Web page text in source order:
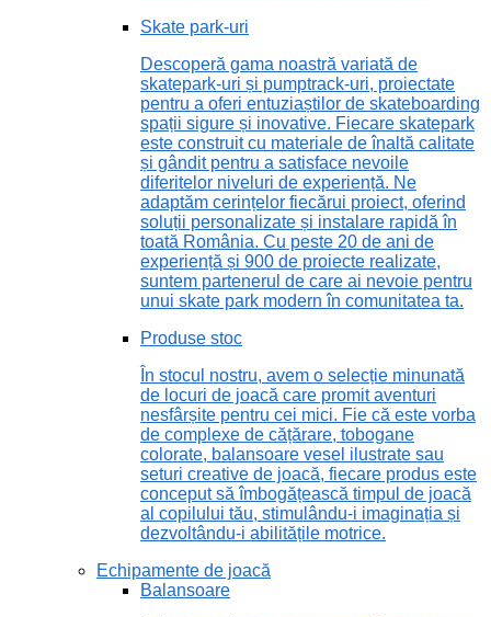
Skate park-uri
Descoperă gama noastră variată de
skatepark-uri și pumptrack-uri, proiectate
pentru a oferi entuziaștilor de skateboarding
spații sigure și inovative. Fiecare skatepark
este construit cu materiale de înaltă calitate
și gândit pentru a satisface nevoile
diferitelor niveluri de experiență. Ne
adaptăm cerințelor fiecărui proiect, oferind
soluții personalizate și instalare rapidă în
toată România. Cu peste 20 de ani de
experiență și 900 de proiecte realizate,
suntem partenerul de care ai nevoie pentru
unui skate park modern în comunitatea ta.
Produse stoc
În stocul nostru, avem o selecție minunată
de locuri de joacă care promit aventuri
nesfârșite pentru cei mici. Fie că este vorba
de complexe de cățărare, tobogane
colorate, balansoare vesel ilustrate sau
seturi creative de joacă, fiecare produs este
conceput să îmbogățească timpul de joacă
al copilului tău, stimulându-i imaginația și
dezvoltându-i abilitățile motrice.
Echipamente de joacă
Balansoare